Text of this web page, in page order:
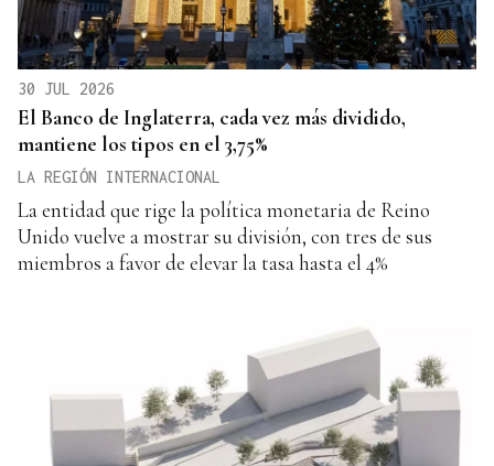
30 JUL 2026
El Banco de Inglaterra, cada vez más dividido,
mantiene los tipos en el 3,75%
LA REGIÓN INTERNACIONAL
La entidad que rige la política monetaria de Reino
Unido vuelve a mostrar su división, con tres de sus
miembros a favor de elevar la tasa hasta el 4%